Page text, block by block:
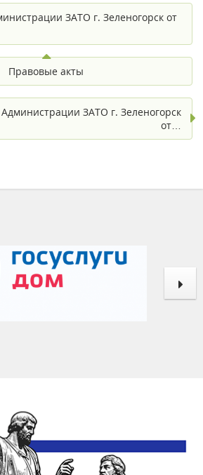
ЗАТО г. Зеленогорск от
Правовые акты
ЗАТО г. Зеленогорск
от…